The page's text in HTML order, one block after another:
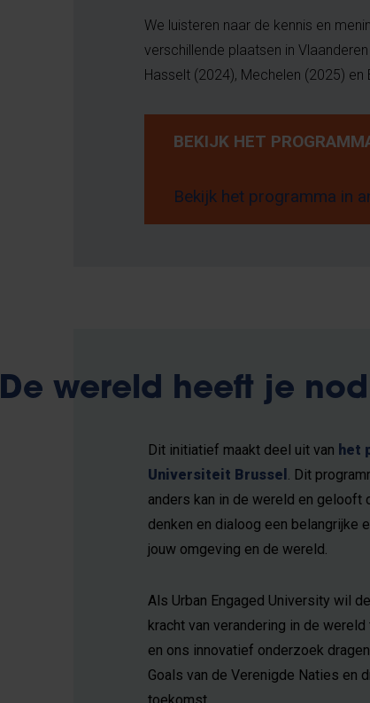
We luisteren naar de kennis en
verschillende plaatsen in
Hasselt (2024), Mechelen (2025) en
BEKIJK HET
Bekijk het programma in
De wereld heeft je
Dit initiatief maakt deel uit van het
Universiteit Brussel . Dit
anders kan in de wereld en
denken en dialoog een belangrijke
jouw omgeving en de wereld.
Als Urban Engaged University wil
kracht van verandering in de
en ons innovatief onderzoek
Goals van de Verenigde Naties en